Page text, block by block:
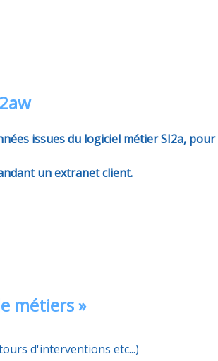
issues du logiciel métier SI2a,
un extranet client.
métiers »
d'interventions etc...)